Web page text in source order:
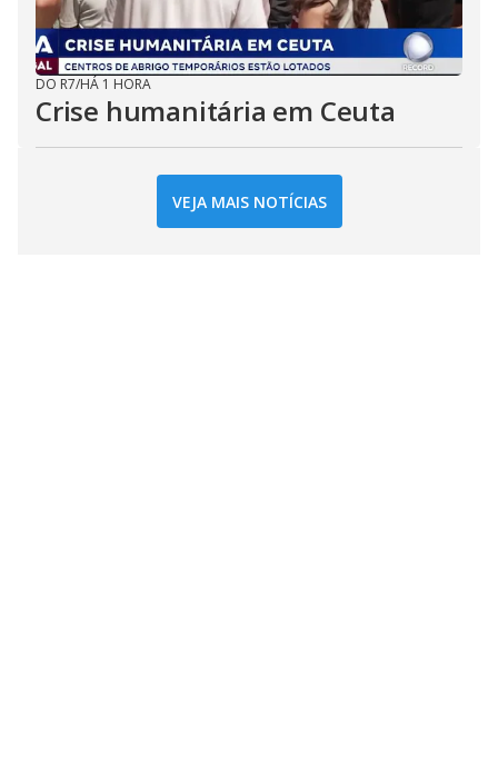
DO R7/HÁ 1 HORA
Crise humanitária em Ceuta
VEJA MAIS NOTÍCIAS